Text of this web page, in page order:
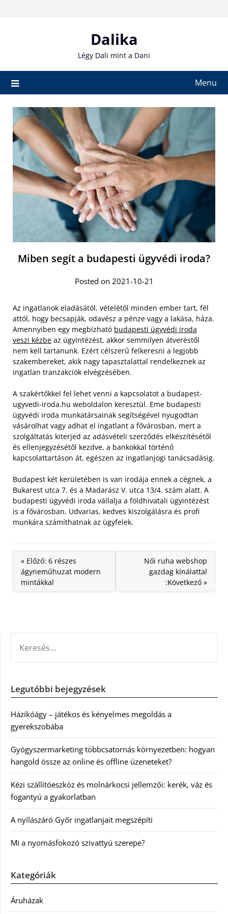
Dalika
Légy Dali mint a Dani
Menu
Miben segít a budapesti ügyvédi iroda?
Posted on 2021-10-21
Az ingatlanok eladásától, vételétől minden ember tart, fél
attól, hogy becsapják, odavész a pénze vagy a lakása, háza.
Amennyiben egy megbízható budapesti ügyvédi iroda
veszi kézbe az ügyintézést, akkor semmilyen átveréstől
nem kell tartanunk. Ezért célszerű felkeresni a legjobb
szakembereket, akik nagy tapasztalattal rendelkeznek az
ingatlan tranzakciók elvégzésében.
A szakértőkkel fel lehet venni a kapcsolatot a budapest-
ugyvedi-iroda.hu weboldalon keresztül. Eme budapesti
ügyvédi iroda munkatársainak segítségével nyugodtan
vásárolhat vagy adhat el ingatlant a fővárosban, mert a
szolgáltatás kiterjed az adásvételi szerződés elkészítésétől
és ellenjegyzésétől kezdve, a bankokkal történő
kapcsolattartáson át, egészen az ingatlanjogi tanácsadásig.
Budapest két kerületében is van irodája ennek a cégnek, a
Bukarest utca 7. és a Madarász V. utca 13/4. szám alatt. A
budapesti ügyvédi iroda vállalja a földhivatali ügyintézést
is a fővárosban. Udvarias, kedves kiszolgálásra és profi
munkára számíthatnak az ügyfelek.
« Előző: 6 részes
ágyneműhuzat modern
mintákkal
Női ruha webshop
gazdag kínálattal
:Következő »
Legutóbbi bejegyzések
Házikóágy – játékos és kényelmes megoldás a
gyerekszobába
Gyógyszermarketing többcsatornás környezetben: hogyan
hangold össze az online és offline üzeneteket?
Kézi szállítóeszköz és molnárkocsi jellemzői: kerék, váz és
fogantyú a gyakorlatban
A nyílászáró Győr ingatlanjait megszépíti
Mi a nyomásfokozó szivattyú szerepe?
Kategóriák
Áruházak